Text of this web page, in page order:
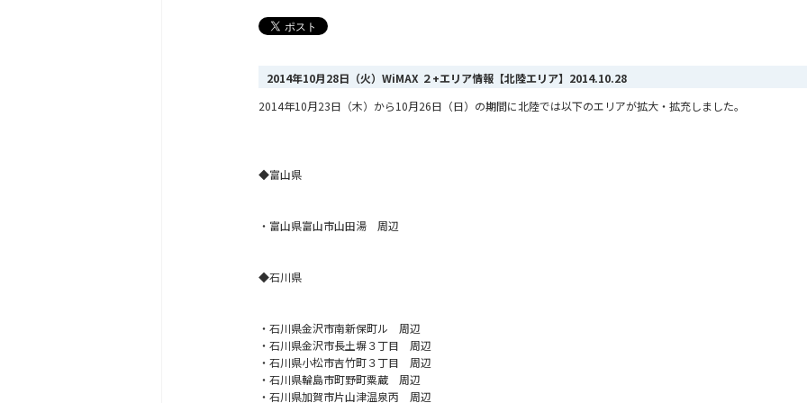
2014年10月28日（火）WiMAX ２+エリア情報【北陸エリア】 2014.10.28
2014年10月23日（木）から10月26日（日）の期間に北陸では以下のエリアが拡大・拡充しました。
◆富山県
・富山県富山市山田湯 周辺
◆石川県
・石川県金沢市南新保町ル 周辺
・石川県金沢市長土塀３丁目 周辺
・石川県小松市吉竹町３丁目 周辺
・石川県輪島市町野町粟蔵 周辺
・石川県加賀市片山津温泉丙 周辺